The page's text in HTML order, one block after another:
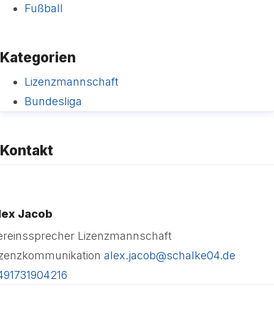
Fußball
Kategorien
Lizenzmannschaft
Bundesliga
Kontakt
Jacob
Lizenzmannschaft
alex.jacob@schalke04.de